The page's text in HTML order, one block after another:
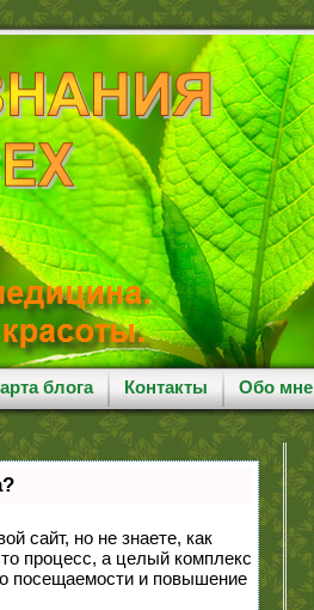
блога Контакты Обо мне
сайт, но не знаете, как
процесс, а целый комплекс
посещаемости и повышение